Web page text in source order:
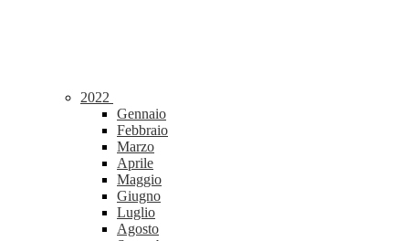
2022
Gennaio
Febbraio
Marzo
Aprile
Maggio
Giugno
Luglio
Agosto